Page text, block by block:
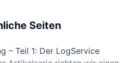
Seiten
– Teil 1: Der LogService